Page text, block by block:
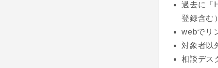
過去に「
登録含む
webでリ
対象者以
相談デス